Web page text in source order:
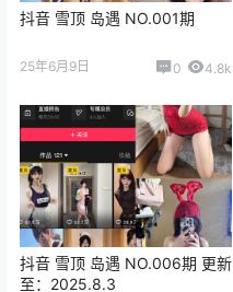
抖音 雪顶 岛遇 NO.001期
25年6月9日 0 4.8k
抖音 雪顶 岛遇 NO.006期 更新
至：2025.8.3